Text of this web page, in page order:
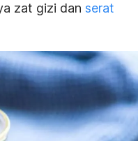
zat gizi dan serat